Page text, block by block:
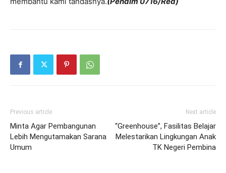
Previous article
Minta Agar Pembangunan
Lebih Mengutamakan Sarana
Umum
Next article
“Greenhouse”, Fasilitas Belajar
Melestarikan Lingkungan Anak
TK Negeri Pembina